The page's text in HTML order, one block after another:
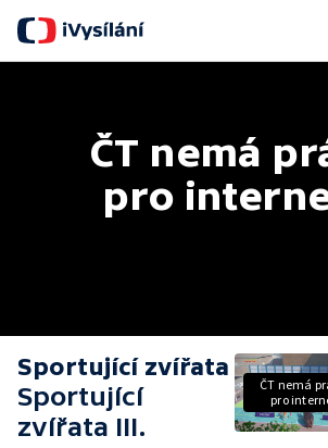
ČT nemá
pro
Sportující zvířata
Sportující
zvířata III.
ČT nemá
pro